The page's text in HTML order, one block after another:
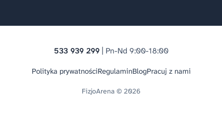
533 939 299 | Pn-Nd 9:00-18:00
Polityka prywatnościRegulaminBlogPracuj z nami
FizjoArena © 2026